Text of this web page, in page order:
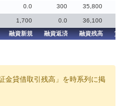
0.0 300 35,800
1,700 0.0
36,100
融資新規 融資返済 融資残高 貸
金貸借取引残高」を時系列に掲